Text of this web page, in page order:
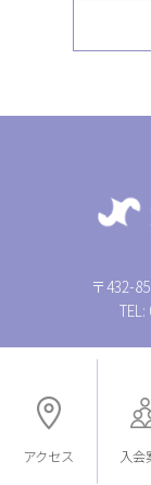
〒432-
アクセス 入会